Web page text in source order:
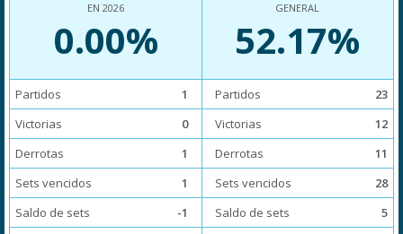
EN 2026
0.00%
Partidos
1
Victorias
0
Derrotas
1
Sets vencidos
1
Saldo de sets
-1
GENERAL
52.17%
Partidos
23
Victorias
12
Derrotas
11
Sets vencidos
28
Saldo de sets
5